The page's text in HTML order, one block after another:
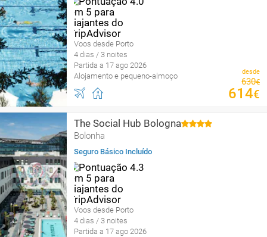
Voos desde Porto
4 dias / 3 noites
Partida a 17 ago 2026
Alojamento e pequeno-almoço
desde
630€
614€
The Social Hub Bologna
Bolonha
Seguro Básico Incluído
Voos desde Porto
4 dias / 3 noites
Partida a 17 ago 2026